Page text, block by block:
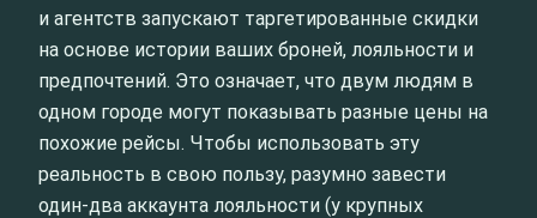
и агентств запускают таргетированные скидки
на основе истории ваших броней, лояльности и
предпочтений. Это означает, что двум людям в
одном городе могут показывать разные цены на
похожие рейсы. Чтобы использовать эту
реальность в свою пользу, разумно завести
один-два аккаунта лояльности (у крупных